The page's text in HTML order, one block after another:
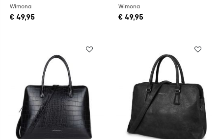
Wimona
€ 49,95
Wimona
€ 49,95